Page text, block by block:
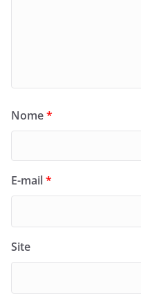
Nome*
E-mail*
Site